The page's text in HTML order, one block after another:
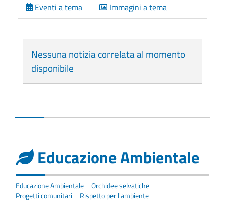
Eventi a tema
Immagini a tema
Nessuna notizia correlata al momento
disponibile
Educazione Ambientale
Educazione Ambientale
Orchidee selvatiche
Progetti comunitari
Rispetto per l'ambiente